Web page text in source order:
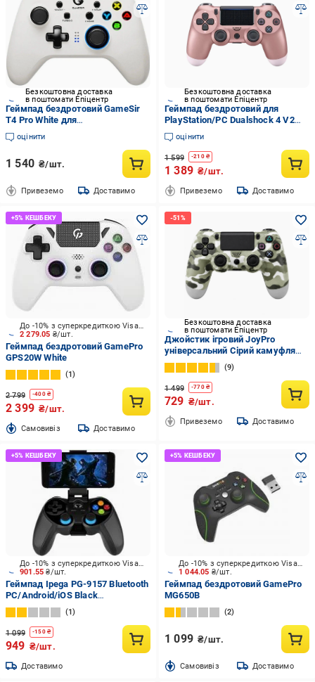
Безкоштовна доставка
в поштомати Епіцентр
Геймпад бездротовий GameSir
T4 Pro White для
Nintendo/Android/iOS/Windows
(2216799234)
оцінити
1 540 ₴/шт.
Привеземо Доставимо
Безкоштовна доставка
в поштомати Епіцентр
Геймпад бездротовий для
PlayStation/PC Dualshock 4 V2
Rose Gold (2684163720)
оцінити
1 599 -210₴
1 389 ₴/шт.
Привеземо Доставимо
2 279.05 ₴/шт.
До -10% з суперкредиткою Visa Вигода
Геймпад бездротовий GamePro
GPS20W White
1
2 799 -400₴
2 399 ₴/шт.
Cамовивіз Доставимо
Безкоштовна доставка
в поштомати Епіцентр
Джойстик ігровий JoyPro
універсальний Сірий камуфляж
(38866631)
9
1 499 -770₴
729 ₴/шт.
Привеземо Доставимо
901.55₴/шт.
До -10% з суперкредиткою Visa Вигода
Геймпад Ipega PG-9157 Bluetooth
PC/Android/iOS Black
(SGWGCP9157)
1
1 099 -150₴
949 ₴/шт.
Доставимо
1 044.05 ₴/шт.
До -10% з суперкредиткою Visa Вигода
Геймпад бездротовий GamePro
MG650B
2
1 099 ₴/шт.
Cамовивіз Доставимо